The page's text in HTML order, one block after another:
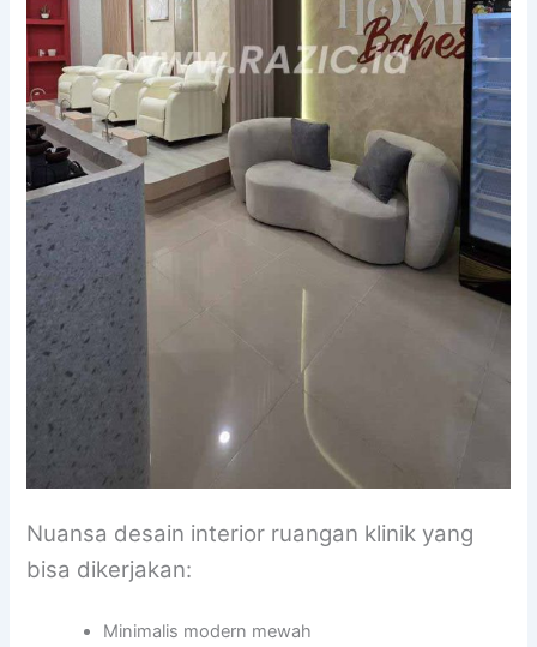
Nuansa desain interior ruangan klinik yang
bisa dikerjakan:
Minimalis modern mewah